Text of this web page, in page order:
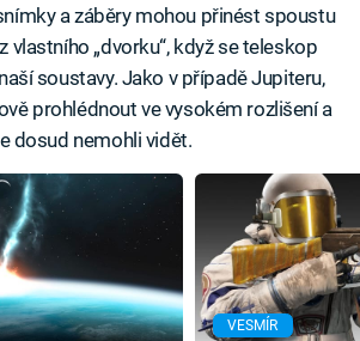
a záběry mohou přinést spoustu
vlastního „dvorku“, když se teleskop
soustavy. Jako v případě Jupiteru,
prohlédnout ve vysokém rozlišení a
dosud nemohli vidět.
VESMÍR